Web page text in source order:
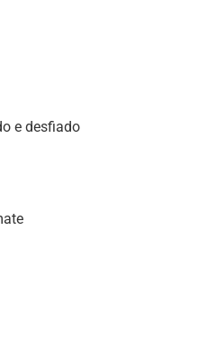
e desfiado